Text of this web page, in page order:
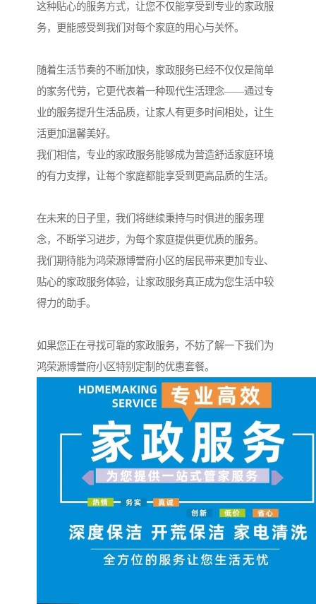
这种贴心的服务方式，让您不仅能享受到专业的家政服
务，更能感受到我们对每个家庭的用心与关怀。
随着生活节奏的不断加快，家政服务已经不仅仅是简单
的家务代劳，它更代表着一种现代生活理念——通过专
业的服务提升生活品质，让家人有更多时间相处，让生
活更加温馨美好。
我们相信，专业的家政服务能够成为营造舒适家庭环境
的有力支撑，让每个家庭都能享受到更高品质的生活。
在未来的日子里，我们将继续秉持与时俱进的服务理
念，不断学习进步，为每个家庭提供更优质的服务。
我们期待能为鸿荣源博誉府小区的居民带来更加专业、
贴心的家政服务体验，让家政服务真正成为您生活中较
得力的助手。
如果您正在寻找可靠的家政服务，不妨了解一下我们为
鸿荣源博誉府小区特别定制的优惠套餐。